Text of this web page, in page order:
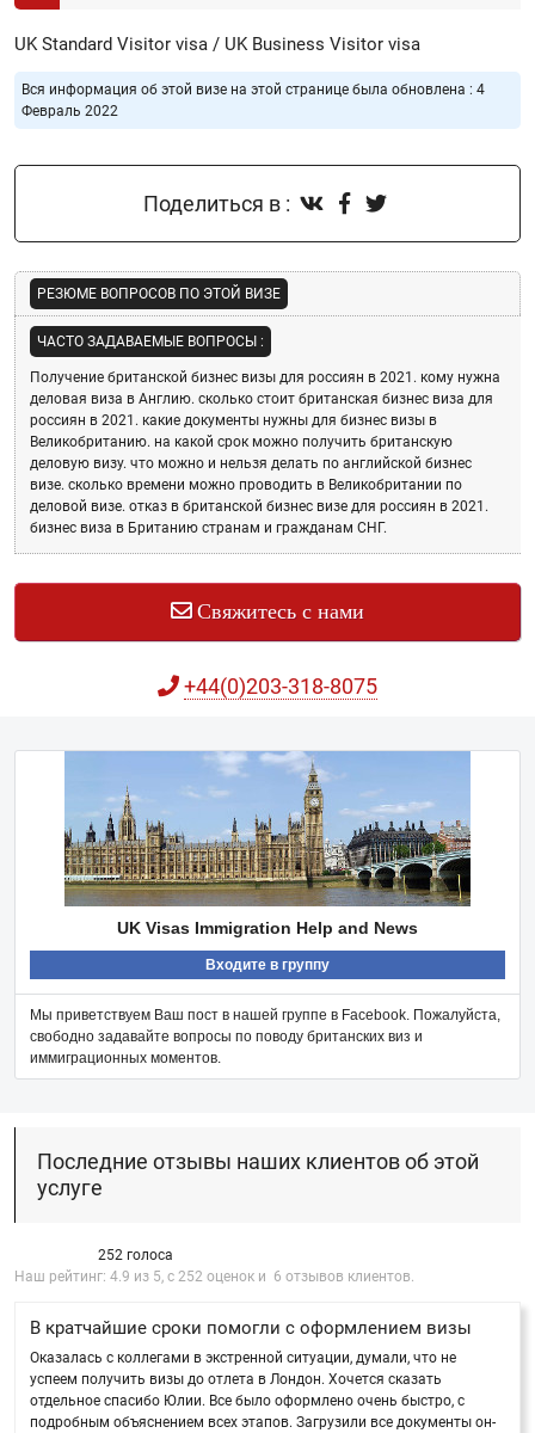
UK Standard Visitor visa / UK Business Visitor visa
Вся информация об этой визе на этой странице была обновлена : 4
Февраль 2022
Поделиться в :
РЕЗЮМЕ ВОПРОСОВ ПО ЭТОЙ ВИЗЕ
ЧАСТО ЗАДАВАЕМЫЕ ВОПРОСЫ :
Получение британской бизнес визы для россиян в 2021. кому нужна
деловая виза в Англию. сколько стоит британская бизнес виза для
россиян в 2021. какие документы нужны для бизнес визы в
Великобританию. на какой срок можно получить британскую
деловую визу. что можно и нельзя делать по английской бизнес
визе. сколько времени можно проводить в Великобритании по
деловой визе. отказ в британской бизнес визе для россиян в 2021.
бизнес виза в Британию странам и гражданам СНГ.
Свяжитесь с нами
+44(0)203-318-8075
UK Visas Immigration Help and News
Входите в группу
Мы приветствуем Ваш пост в нашей группе в Facebook. Пожалуйста,
свободно задавайте вопросы по поводу британских виз и
иммиграционных моментов.
Последние отзывы наших клиентов об этой
услуге
В кратчайшие сроки помогли с оформлением визы
Оказалась с коллегами в экстренной ситуации, думали, что не
успеем получить визы до отлета в Лондон. Хочется сказать
отдельное спасибо Юлии. Все было оформлено очень быстро, с
подробным объяснением всех этапов. Загрузили все документы он-
252 голоса
Наш рейтинг: 4.9 из 5 , с 252 оценок и 6 отзывов клиентов.